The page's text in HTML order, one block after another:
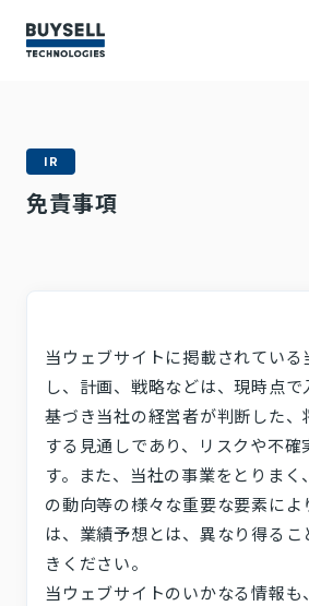
会社概要
人的資本
コンプライアンス体制
M&A戦略
IR情報
ニュース
お問い合わせ
プライバシーポリシー
IR
免責事項
当ウェブサイトに掲載されている
し、計画、戦略などは、現時点
基づき当社の経営者が判断した、
する見通しであり、リスクや不確
す。また、当社の事業をとりま
の動向等の様々な重要な要素によ
は、業績予想とは、異なり得る
きください。
当ウェブサイトのいかなる情報